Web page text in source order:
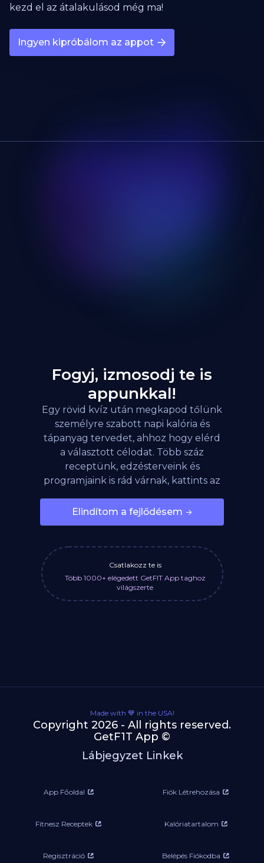
kezd el az átalakulásod még ma!
Ingyen kipróbálom az appot
Fogyj, izmosodj te is
appunkkal!
Egy rövid kvíz után megkapod tőlünk
személyre szabott napi kalória és
tápanyag tervedet, ahhoz hogy elérd
a választott célodat. Több száz
receptünk, edzésterveink és
programjaink is rád várnak, kattints az
Elindítom a fejlődésem
Csatlakozz te is
Több 1000+ elégedett GetFIT App taghoz
világszerte
Made with 💙 in the USA!
Copyright 2026 - All rights reserved.
GetF1T App ©
Lábjegyzet Linkek
App Főoldal Fiók Létrehozása
Fitnesz Receptek Kalóriatartalom
Regisztráció Belépés Fiókodba